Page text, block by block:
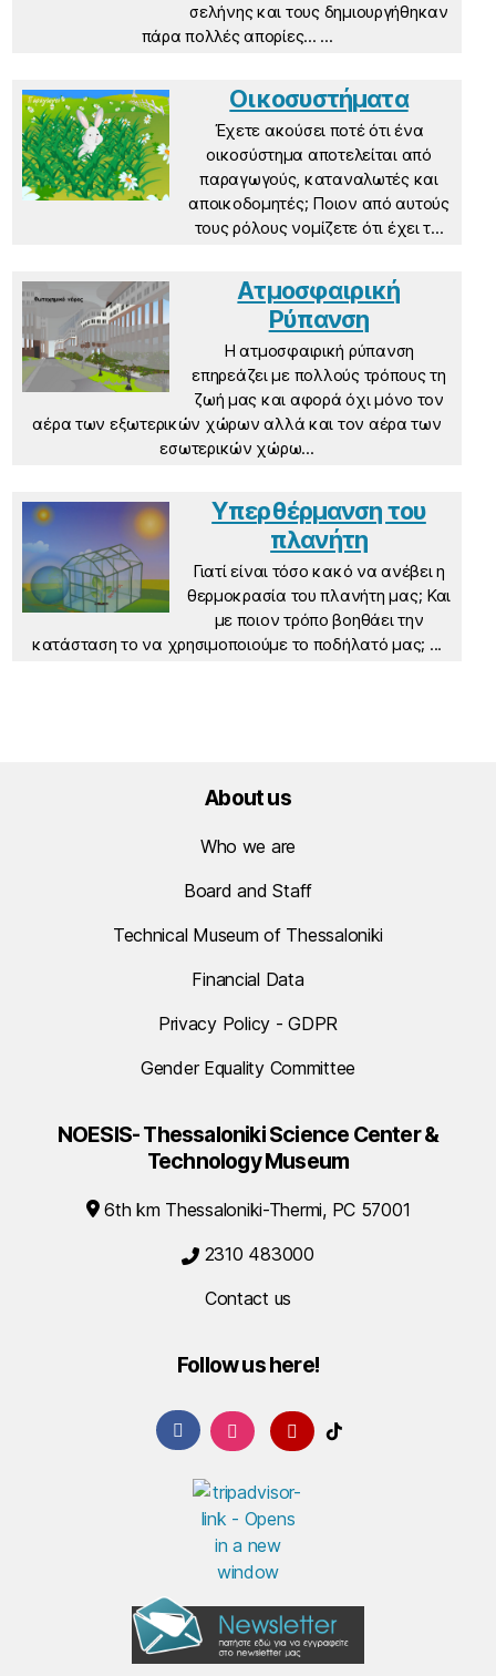
σελήνης και τους δημιουργήθηκαν
πάρα πολλές απορίες... ...
Οικοσυστήματα
Έχετε ακούσει ποτέ ότι ένα
οικοσύστημα αποτελείται από
παραγωγούς, καταναλωτές και
αποικοδομητές; Ποιον από αυτούς
τους ρόλους νομίζετε ότι έχει τ...
Ατμοσφαιρική
Ρύπανση
Η ατμοσφαιρική ρύπανση
επηρεάζει με πολλούς τρόπους τη
ζωή μας και αφορά όχι μόνο τον
αέρα των εξωτερικών χώρων αλλά και τον αέρα των
εσωτερικών χώρω...
Υπερθέρμανση του
πλανήτη
Γιατί είναι τόσο κακό να ανέβει η
θερμοκρασία του πλανήτη μας; Και
με ποιον τρόπο βοηθάει την
κατάσταση το να χρησιμοποιούμε το ποδήλατό μας; ...
About us
Who we are
Board and Staff
Technical Museum of Thessaloniki
Financial Data
Privacy Policy - GDPR
Gender Equality Committee
NOESIS- Thessaloniki Science Center &
Technology Museum
6th km Thessaloniki-Thermi, PC 57001
2310 483000
Contact us
Follow us here!